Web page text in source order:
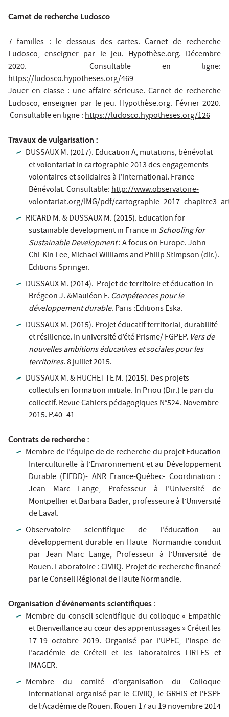
Carnet de recherche Ludosco
7 familles : le dessous des cartes. Carnet de recherche
Ludosco, enseigner par le jeu. Hypothèse.org. Décembre
2020. Consultable en ligne:
https://ludosco.hypotheses.org/469
Jouer en classe : une affaire sérieuse. Carnet de recherche
Ludosco, enseigner par le jeu. Hypothèse.org. Février 2020.
Consultable en ligne :https://ludosco.hypotheses.org/126
Travaux de vulgarisation :
DUSSAUX M. (2017). Education A, mutations, bénévolat
et volontariat in cartographie 2013 des engagements
volontaires et solidaires à l’international. France
Bénévolat. Consultable:http://www.observatoire-
volontariat.org/IMG/pdf/
RICARD M. & DUSSAUX M. (2015). Education for
sustainable development in France in Schooling for
Sustainable Development: A focus on Europe. John
Chi-Kin Lee, Michael Williams and Philip Stimpson (dir.).
Editions Springer.
DUSSAUX M. (2014). Projet de territoire et éducation in
Brégeon J. &Mauléon F. Compétences pour le
développement durable. Paris :Editions Eska.
DUSSAUX M. (2015). Projet éducatif territorial, durabilité
et résilience. In université d’été Prisme/ FGPEP. Vers de
nouvelles ambitions éducatives et sociales pour les
territoires. 8 juillet 2015.
DUSSAUX M. & HUCHETTE M. (2015). Des projets
collectifs en formation initiale. In Priou (Dir.) le pari du
collectif. Revue Cahiers pédagogiques N°524. Novembre
2015. P.40- 41
Contrats de recherche :
Membre de l’équipe de de recherche du projet Education
Interculturelle à l’Environnement et au Développement
Durable (EIEDD)- ANR France-Québec- Coordination :
Jean Marc Lange, Professeur à l’Université de
Montpellier et Barbara Bader, professeure à l’Université
de Laval.
Observatoire scientifique de l’éducation au
développement durable en Haute Normandie conduit
par Jean Marc Lange, Professeur à l’Université de
Rouen. Laboratoire : CIVIIQ. Projet de recherche financé
par le Conseil Régional de Haute Normandie.
Organisation d'évènements scientifiques :
Membre du conseil scientifique du colloque « Empathie
et Bienveillance au cœur des apprentissages » Créteil les
17-19 octobre 2019. Organisé par l’UPEC, l’Inspe de
l’académie de Créteil et les laboratoires LIRTES et
IMAGER.
Membre du comité d’organisation du Colloque
international organisé par le CIVIIQ, le GRHIS et l’ESPE
de l’Académie de Rouen. Rouen 17 au 19 novembre 2014